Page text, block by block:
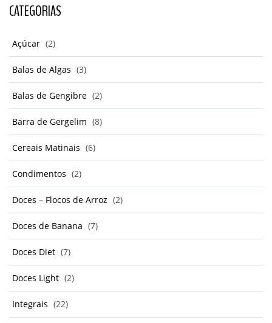
CATEGORIAS
Açúcar (2)
Balas de Algas (3)
Balas de Gengibre (2)
Barra de Gergelim (8)
Cereais Matinais (6)
Condimentos (2)
Doces – Flocos de Arroz (2)
Doces de Banana (7)
Doces Diet (7)
Doces Light (2)
Integrais (22)